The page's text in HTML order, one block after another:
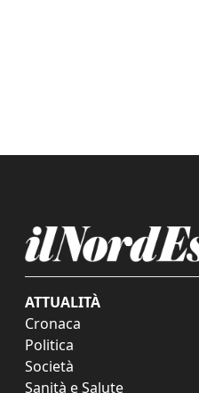
ATTUALITÀ
Cronaca
Politica
Società
Sanità e Salute